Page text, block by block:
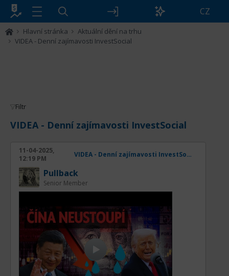
CZ
Hlavní stránka
Aktuální dění na trhu
VIDEA - Denní zajímavosti InvestSocial
Filtr
VIDEA - Denní zajímavosti InvestSocial
11-04-2025,
12:19 PM
VIDEA - Denní zajímavosti InvestSocial
Pullback
Senior Member